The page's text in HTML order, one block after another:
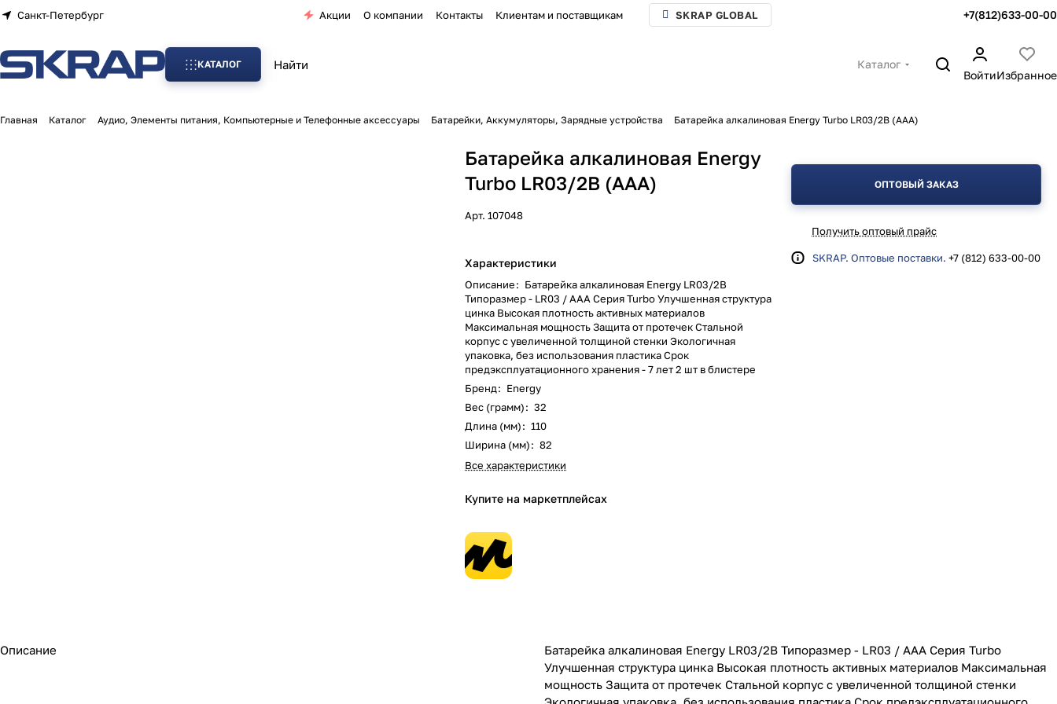
Санкт-Петербург Акции О компании Контакты Клиентам и поставщикам SKRAP GLOBAL +7(812)633-00-00
КАТАЛОГ
Каталог
ВойтиИзбранное
Главная Каталог Аудио, Элементы питания, Компьютерные и Телефонные аксессуары Батарейки, Аккумуляторы, Зарядные устройства Батарейка алкалиновая Energy Turbo LR03/2B (АAА)
Батарейка алкалиновая Energy
Turbo LR03/2B (АAА)
Арт.107048
Характеристики
Описание: Батарейка алкалиновая Energy LR03/2B
Типоразмер - LR03 / ААА Серия Turbo Улучшенная структура
цинка Высокая плотность активных материалов
Максимальная мощность Защита от протечек Стальной
корпус с увеличенной толщиной стенки Экологичная
упаковка, без использования пластика Срок
предэксплуатационного хранения - 7 лет 2 шт в блистере
Бренд: Energy
Вес (грамм): 32
Длина (мм): 110
Ширина (мм): 82
Все характеристики
Купите на маркетплейсах
ОПТОВЫЙ ЗАКАЗ
Получить оптовый прайс
SKRAP. Оптовые поставки. +7 (812) 633-00-00
Описание
Батарейка алкалиновая Energy LR03/2B Типоразмер - LR03 / ААА Серия Turbo
Улучшенная структура цинка Высокая плотность активных материалов Максимальная
мощность Защита от протечек Стальной корпус с увеличенной толщиной стенки